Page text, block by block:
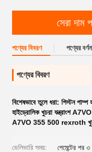
সেরা দাম
পণ্যের বিবরণ পণ্যের
পণ্যের বিবরণ
বিশেষভাবে তুলে ধরা: পিস্টন পাম্প
হাইড্রোলিক খুচরা যন্ত্রাংশ
A7VO 355 500 rexroth
ডেলিভারি সময়: পেমেন্টের পর ৩